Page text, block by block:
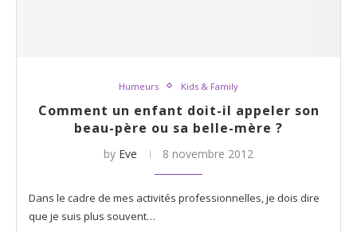
Humeurs Kids & Family
Comment un enfant doit-il appeler son
beau-père ou sa belle-mère ?
by Eve 8 novembre 2012
Dans le cadre de mes activités professionnelles, je dois dire
que je suis plus souvent…